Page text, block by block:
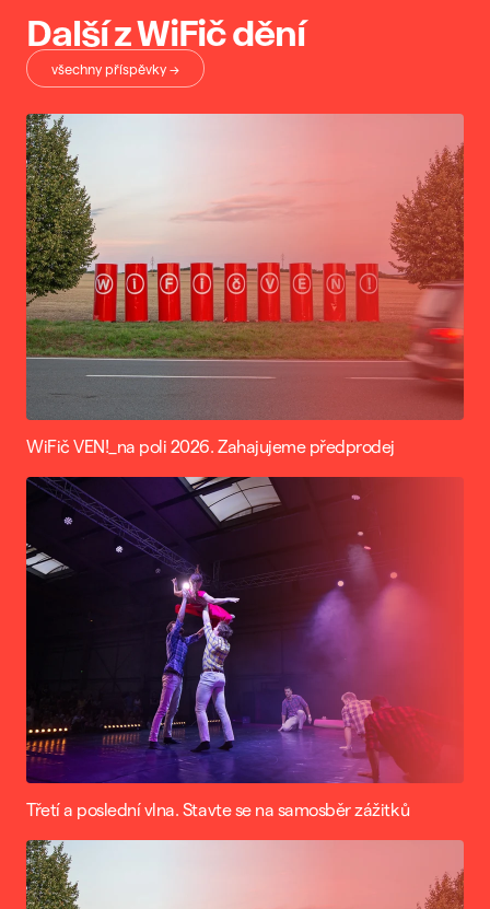
Další z WiFič dění
všechny příspěvky →
WiFič VEN!_na poli 2026. Zahajujeme předprodej
Třetí a poslední vlna. Stavte se na samosběr zážitků